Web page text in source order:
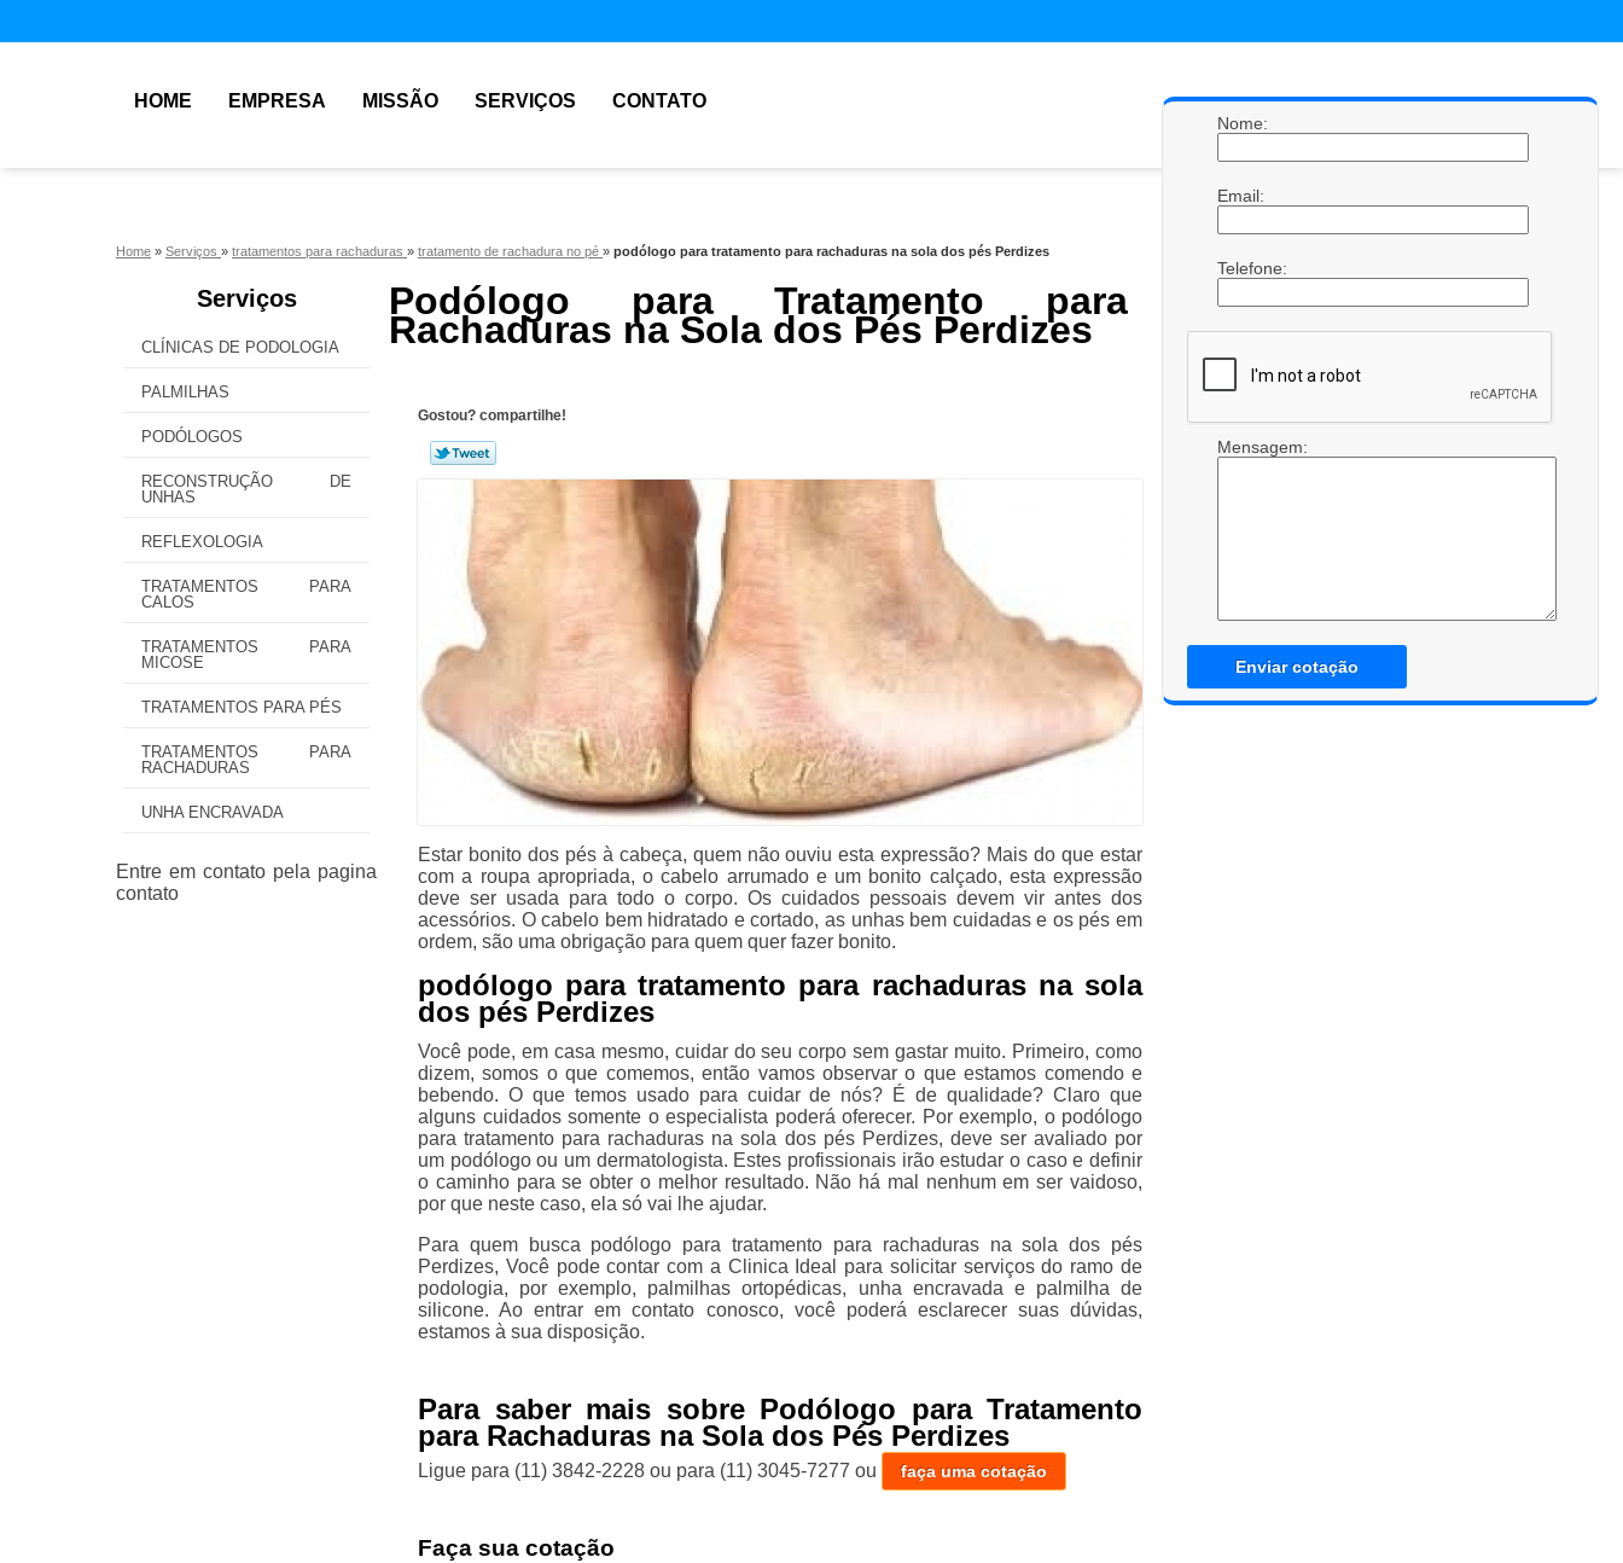
HOME EMPRESA MISSÃO SERVIÇOS CONTATO
Home » Serviços » tratamentos para rachaduras » tratamento de rachadura no pé » podólogo para tratamento para rachaduras na sola dos pés Perdizes
Serviços
CLÍNICAS DE PODOLOGIA
PALMILHAS
PODÓLOGOS
RECONSTRUÇÃO DE
UNHAS
REFLEXOLOGIA
TRATAMENTOS PARA
CALOS
TRATAMENTOS PARA
MICOSE
TRATAMENTOS PARA PÉS
TRATAMENTOS PARA
RACHADURAS
UNHA ENCRAVADA
Podólogo para Tratamento para
Rachaduras na Sola dos Pés Perdizes
Gostou? compartilhe!
Estar bonito dos pés à cabeça, quem não ouviu esta expressão? Mais do que estar
com a roupa apropriada, o cabelo arrumado e um bonito calçado, esta expressão
deve ser usada para todo o corpo. Os cuidados pessoais devem vir antes dos
acessórios. O cabelo bem hidratado e cortado, as unhas bem cuidadas e os pés em
ordem, são uma obrigação para quem quer fazer bonito.
podólogo para tratamento para rachaduras na sola
dos pés Perdizes
Você pode, em casa mesmo, cuidar do seu corpo sem gastar muito. Primeiro, como
dizem, somos o que comemos, então vamos observar o que estamos comendo e
bebendo. O que temos usado para cuidar de nós? É de qualidade? Claro que
alguns cuidados somente o especialista poderá oferecer. Por exemplo, o podólogo
para tratamento para rachaduras na sola dos pés Perdizes, deve ser avaliado por
um podólogo ou um dermatologista. Estes profissionais irão estudar o caso e definir
o caminho para se obter o melhor resultado. Não há mal nenhum em ser vaidoso,
por que neste caso, ela só vai lhe ajudar.
Para quem busca podólogo para tratamento para rachaduras na sola dos pés
Perdizes, Você pode contar com a Clinica Ideal para solicitar serviços do ramo de
podologia, por exemplo, palmilhas ortopédicas, unha encravada e palmilha de
silicone. Ao entrar em contato conosco, você poderá esclarecer suas dúvidas,
estamos à sua disposição.
Para saber mais sobre Podólogo para Tratamento
para Rachaduras na Sola dos Pés Perdizes
Ligue para (11) 3842-2228 ou para (11) 3045-7277 ou faça uma cotação
Faça sua cotação
Nome:
Email:
Telefone:
Mensagem:
Enviar cotação